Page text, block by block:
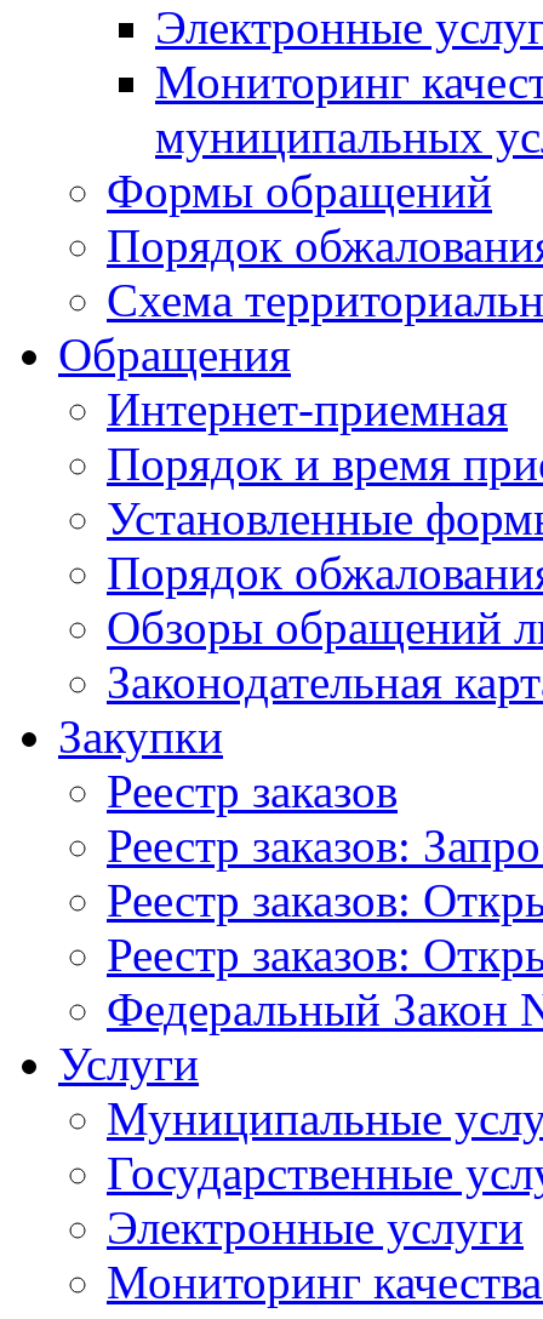
Электронные
Мониторинг
муниципальных
Формы обращений
Порядок
Схема
Обращения
Интернет-приемная
Порядок и время
Установленные
Порядок
Обзоры обращений
Законодательная
Закупки
Реестр заказов
Реестр заказов:
Реестр заказов:
Реестр заказов:
Федеральный Закон
Услуги
Муниципальные
Государственные
Электронные услуги
Мониторинг